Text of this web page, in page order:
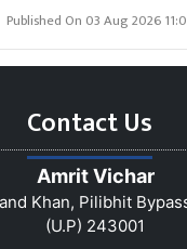
Published On 03 Aug 2026
Contact Us
Amrit Vichar
Khan, Pilibhit
(U.P) 243001